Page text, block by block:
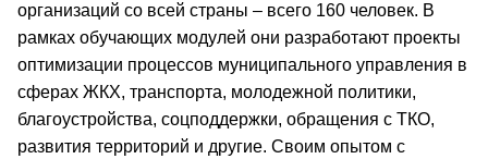
организаций со всей страны – всего 160 человек. В
рамках обучающих модулей они разработают проекты
оптимизации процессов муниципального управления в
сферах ЖКХ, транспорта, молодежной политики,
благоустройства, соцподдержки, обращения с ТКО,
развития территорий и другие. Своим опытом с